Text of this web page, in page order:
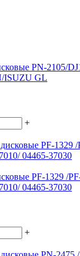
PN-2105/
ISUZU GL
+
PF-1329 /
04465-37030
+